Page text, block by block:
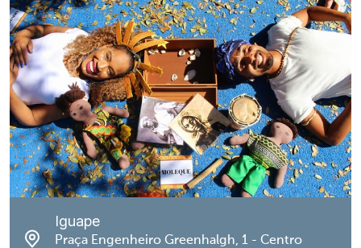
Iguape
Praça Engenheiro Greenhalgh, 1 - Centro